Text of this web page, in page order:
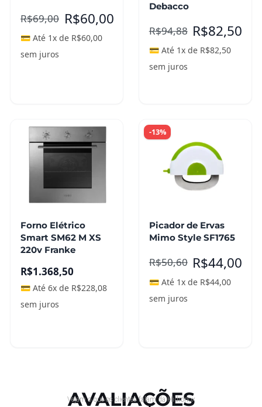
R$69,00 R$60,00
💳 Até 1x de R$60,00
sem juros
Debacco
R$94,88 R$82,50
💳 Até 1x de R$82,50
sem juros
Forno Elétrico
Smart SM62 M XS
220v Franke
R$1.368,50
💳 Até 6x de R$228,08
sem juros
-13%
Picador de Ervas
Mimo Style SF1765
R$50,60 R$44,00
💳 Até 1x de R$44,00
sem juros
AVALIAÇÕES
Vejam o que os clientes falam da Hidronox